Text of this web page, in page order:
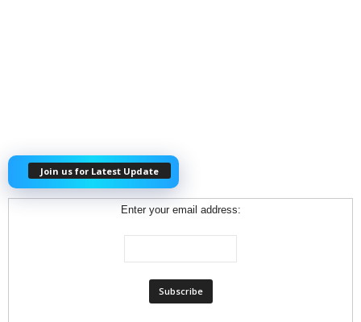
Join us for Latest Update
Enter your email address: